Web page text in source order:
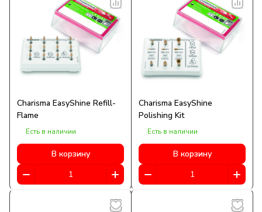
Charisma EasyShine Refill-
Flame
Есть в наличии
В корзину
Charisma EasyShine
Polishing Kit
Есть в наличии
В корзину